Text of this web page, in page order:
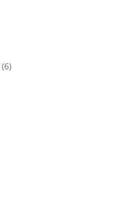
(6)